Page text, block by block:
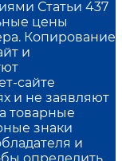
Статьи 437
цены
Копирование
и
сайте
и не заявляют
товарные
знаки
и